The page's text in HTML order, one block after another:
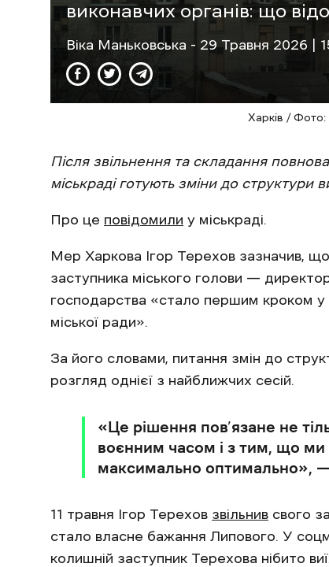
виконавчих органів: що
Віка Маньковська - 29 Травня 2026 |
Харків / Фото:
Після звільнення та складання
міськраді готують зміни до структури
Про це повідомили у міськраді.
Мер Харкова Ігор Терехов зазначив,
заступника міського голови —
господарства «стало першим кроком у
міської ради».
За його словами, питання змін до
розгляд однієї з найближчих сесій.
«Це рішення пов’язане не
воєнним часом і з тим, що ми
максимально оптимально»,
11 травня Ігор Терехов звільнив свого
стало власне бажання Липового. У
колишній заступник Терехова нібито